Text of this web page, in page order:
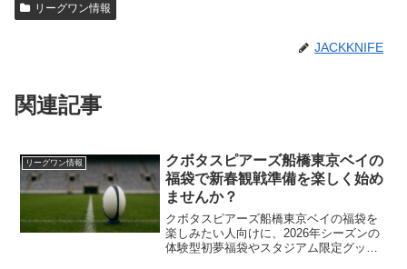
リーグワン情報
JACKKNIFE
関連記事
リーグワン情報
クボタスピアーズ船橋東京ベイの
福袋で新春観戦準備を楽しく始め
ませんか？
クボタスピアーズ船橋東京ベイの福袋を
楽しみたい人向けに、2026年シーズンの
体験型初夢福袋やスタジアム限定グッズ